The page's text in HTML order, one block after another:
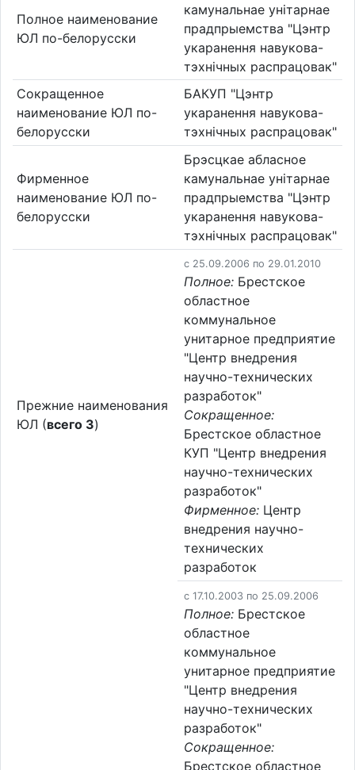
Полное наименование
ЮЛ по-белорусски
камунальнае унітарнае
прадпрыемства "Цэнтр
укаранення навукова-
тэхнічных распрацовак"
Сокращенное
наименование ЮЛ по-
белорусски
БАКУП "Цэнтр
укаранення навукова-
тэхнічных распрацовак"
Фирменное
наименование ЮЛ по-
белорусски
Брэсцкае абласное
камунальнае унітарнае
прадпрыемства "Цэнтр
укаранення навукова-
тэхнічных распрацовак"
Прежние наименования
ЮЛ (всего 3)
c 25.09.2006 по 29.01.2010
Полное: Брестское
областное
коммунальное
унитарное предприятие
"Центр внедрения
научно-технических
разработок"
Сокращенное:
Брестское областное
КУП "Центр внедрения
научно-технических
разработок"
Фирменное: Центр
внедрения научно-
технических
разработок
c 17.10.2003 по 25.09.2006
Полное: Брестское
областное
коммунальное
унитарное предприятие
"Центр внедрения
научно-технических
разработок"
Сокращенное:
Брестское областное